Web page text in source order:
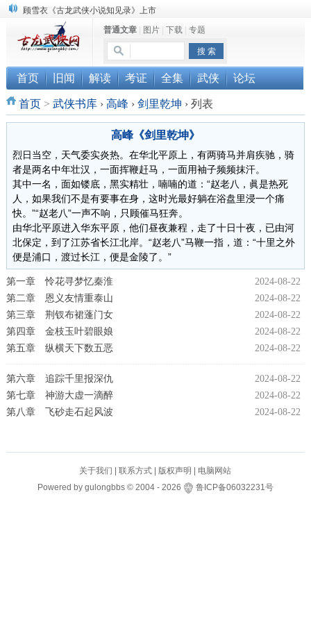
顾雪衣《古龙武侠小说知见录》上市
“武侠书库”查缺补漏活动圆满结束
《古龙小说原貌探究》修订版已上市
普通文章| 图片| 下载| 专题
首页 旧闻 解读 考证 全集 武侠 论坛
首页> 武侠书库 › 高峰 › 剑里乾坤 ›列表
高峰《剑里乾坤》
烈日当空，天气委实炎热。在华北平原上，有两骑马并肩疾驰，骑
者是两名中年壮汉，一面挥鞭赶马，一面用袖子频频抹汗。
其中一名，面如镂底，黑实精壮，喃喃的道：“赵老八，眞是热死
人，如果我们不是有要事在身，这时光最好躺在浴盘里浸一个痛
快。”“赵老八”一声不响，只顾催马狂奔。
由华北平原进入华东平原，他们昼夜兼程，走了十日十夜，已由河
北保定，到了江苏省长江北岸。“赵老八”马鞭一指，道：“十里之外
便是浦口，渡过长江，便是金陵了。”
2024-08-22
第一章 怜花寻梦忆秦淮
2024-08-22
第二章 恩义友情重泰山
2024-08-22
第三章 荆钗布裙蓬门女
2024-08-22
第四章 金枝玉叶碧眼娘
2024-08-22
第五章 纵横天下数五恶
2024-08-22
第六章 追踪千里报深仇
2024-08-22
第七章 神游大虚一滴醉
2024-08-22
第八章 飞砂走石起风波
关于我们 |联系方式 版权声明
电脑网站
Powered by gulongbbs ©2004 - 2026 鲁ICP备06032231号